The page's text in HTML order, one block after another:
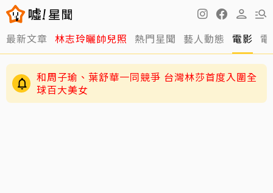
最新文章 林志玲曬帥兒照 熱門星聞 藝人動態 電影
和周子瑜、葉舒華一同競爭 台灣林莎首度入圍全
球百大美女